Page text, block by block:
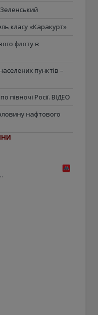
класу «Каракурт»
флоту в
пунктів –
півночі Росії. ВІДЕО
нафтового